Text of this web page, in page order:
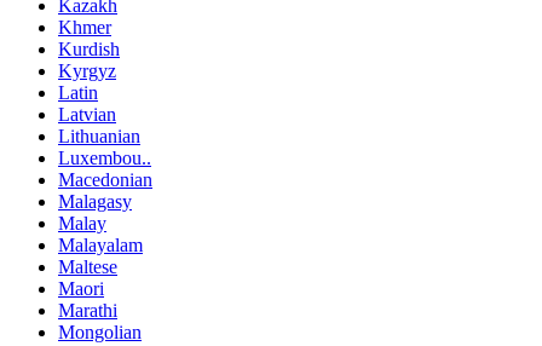
Kazakh
Khmer
Kurdish
Kyrgyz
Latin
Latvian
Lithuanian
Luxembou..
Macedonian
Malagasy
Malay
Malayalam
Maltese
Maori
Marathi
Mongolian